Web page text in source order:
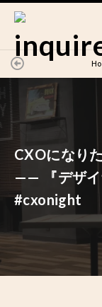
CXOになり
—— 『デザイ
#cxonight